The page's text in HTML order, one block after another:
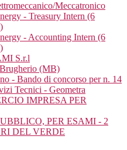
Meccatronico
- Treasury Intern (6
- Accounting Intern (6
S.r.l
(MB)
- Bando di concorso per n. 14
Tecnici - Geometra
IMPRESA PER
PER ESAMI - 2
DEL VERDE